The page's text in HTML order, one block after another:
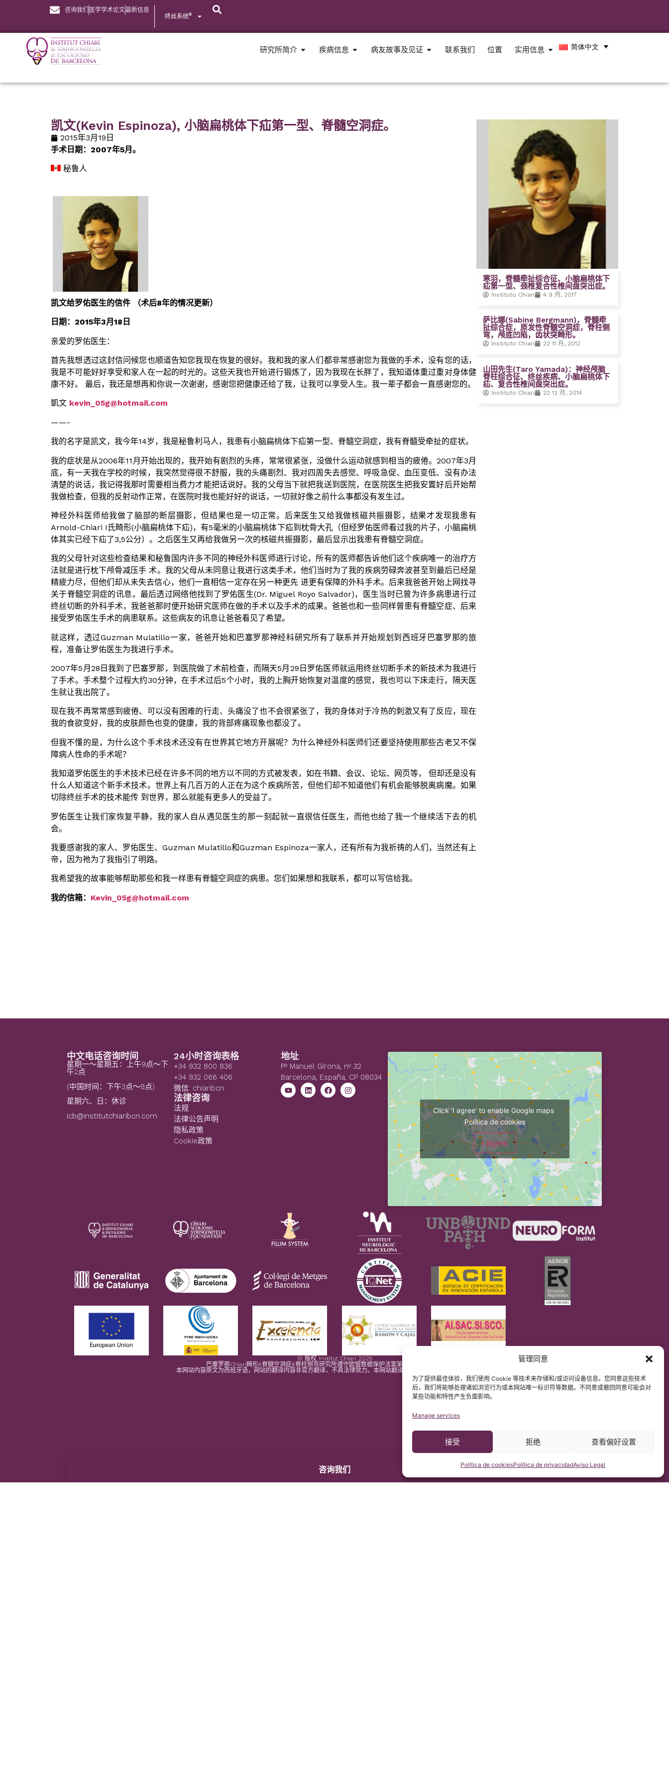
管理同意
为了提供最佳体验，我们使用 Cookie 等技术来存储和/或访问设备信息。您同意这些技术
后，我们将能够处理诸如浏览行为或本网站唯一标识符等数据。不同意或撤回同意可能会对
某些功能和特性产生负面影响。
Manage services
接受 拒绝 查看偏好设置
Política de cookiesPolítica de privacidadAviso Legal
咨询我们 医学学术论文最新信息
终丝系统®
研究所简介 疾病信息 病友故事及见证 联系我们 位置 实用信息 简体中文
凯文(Kevin Espinoza), 小脑扁桃体下疝第一型、脊髓空洞症。
2015年3月19日
手术日期：2007年5月。
秘鲁人
凯文给罗佑医生的信件 （术后8年的情况更新）
日期：2015年3月18日
亲爱的罗佑医生：
首先我想透过这封信问候您也顺道告知您我现在恢复的很好。我和我的家人们都非常感谢您为我做的手术，没有您的话，
我是不可能好好享受和家人在一起的时光的。这些天我也开始进行锻炼了，因为我现在长胖了，我知道体重过重对身体健
康不好。 最后，我还是想再和你说一次谢谢，感谢您把健康还给了我，让我可以享受人生。我一辈子都会一直感谢您的。
凱文 kevin_05g@hotmail.com
——-
我的名字是凯文，我今年14岁，我是秘鲁利马人，我患有小脑扁桃体下疝第一型、脊髓空洞症，我有脊髓受牵扯的症状。
我的症状是从2006年11月开始出现的，我开始有剧烈的头疼，常常很紧张，没做什么运动就感到相当的疲倦。2007年3月
底，有一天我在学校的时候，我突然觉得很不舒服，我的头痛剧烈、我对四周失去感觉、呼吸急促、血压变低、没有办法
清楚的说话，我记得我那时需要相当费力才能把话说好。我的父母当下就把我送到医院，在医院医生把我安置好后开始帮
我做检查，但我的反射动作正常，在医院时我也能好好的说话，一切就好像之前什么事都没有发生过。
神经外科医师给我做了脑部的断层摄影，但结果也是一切正常。后来医生又给我做核磁共振摄影，结果才发现我患有
Arnold-Chiari I氏畸形(小脑扁桃体下疝)，有5毫米的小脑扁桃体下疝到枕骨大孔（但经罗佑医师看过我的片子，小脑扁桃
体其实已经下疝了3,5公分）。之后医生又再给我做另一次的核磁共振摄影，最后显示出我患有脊髓空洞症。
我的父母针对这些检查结果和秘鲁国内许多不同的神经外科医师进行讨论，所有的医师都告诉他们这个疾病唯一的治疗方
法就是进行枕下颅骨减压手 术。我的父母从未同意让我进行这类手术，他们当时为了我的疾病劳碌奔波甚至到最后已经是
精疲力尽，但他们却从未失去信心，他们一直相信一定存在另一种更先 进更有保障的外科手术。后来我爸爸开始上网找寻
关于脊髓空洞症的讯息，最后透过网络他找到了罗佑医生(Dr. Miguel Royo Salvador)，医生当时已曾为许多病患进行过
终丝切断的外科手术，我爸爸那时便开始研究医师在做的手术以及手术的成果。爸爸也和一些同样曾患有脊髓空症、后来
接受罗佑医生手术的病患联系。这些病友的讯息让爸爸看见了希望。
就这样，透过Guzman Mulatillo一家，爸爸开始和巴塞罗那神经科研究所有了联系并开始规划到西班牙巴塞罗那的旅
程，准备让罗佑医生为我进行手术。
2007年5月28日我到了巴塞罗那，到医院做了术前检查，而隔天5月29日罗佑医师就运用终丝切断手术的新技术为我进行
了手术。手术整个过程大约30分钟，在手术过后5个小时，我的上胸开始恢复对温度的感觉，我也可以下床走行，隔天医
生就让我出院了。
现在我不再常常感到疲倦、可以没有困难的行走、头痛没了也不会很紧张了，我的身体对于冷热的刺激又有了反应，现在
我的食欲变好，我的皮肤颜色也变的健康，我的背部疼痛现象也都没了。
但我不懂的是，为什么这个手术技术还没有在世界其它地方开展呢？为什么神经外科医师们还要坚持使用那些古老又不保
障病人性命的手术呢？
我知道罗佑医生的手术技术已经在许多不同的地方以不同的方式被发表，如在书籍、会议、论坛、网页等， 但却还是没有
什么人知道这个新手术技术。世界上有几百万的人正在为这个疾病所苦，但他们却不知道他们有机会能够脱离病魔。如果
切除终丝手术的技术能传 到世界，那么就能有更多人的受益了。
罗佑医生让我们家恢复平静，我的家人自从遇见医生的那一刻起就一直很信任医生，而他也给了我一个继续活下去的机
会。
我要感谢我的家人、罗佑医生、Guzman Mulatillo和Guzman Espinoza一家人，还有所有为我祈祷的人们，当然还有上
帝，因为祂为了我指引了明路。
我希望我的故事能够帮助那些和我一样患有脊髓空洞症的病患。您们如果想和我联系，都可以写信给我。
我的信箱： Kevin_05g@hotmail.com
寒羽，脊髓牵扯综合征、小脑扁桃体下
疝第一型、颈椎复合性椎间盘突出症。
Instituto Chiari 4 9 月, 2017
萨比娜(Sabine Bergmann)，脊髓牵
扯综合症，原发性脊髓空洞症，脊柱侧
弯，颅底凹陷，齿状突畸形。
Instituto Chiari 22 11 月, 2012
山田先生(Taro Yamada)：神经颅脑
脊柱综合征、终丝疾病、小脑扁桃体下
疝、复合性椎间盘突出症。
Instituto Chiari 22 12 月, 2014
中文电话咨询时间
星期一～星期五：上午9点～下
午2点
(中国时间：下午3点～8点)
星期六、日：休诊
icb@institutchiaribcn.com
24小时咨询表格
+34 932 800 836
+34 932 066 406
微信: chiaribcn
法律咨询
法规
法律公告声明
隐私政策
Cookie政策
地址
Pº Manuel Girona, nº 32
Barcelona, España, CP 08034
Click 'I agree' to enable Google maps
Política de cookies
I agree
© 版权 Institut Chiari 2025
巴塞罗那Chiari畸形&脊髓空洞症&脊柱侧弯研究所遵守欧盟数据保护法案第2016/679条（GDPR）
本网站内容原文为西班牙语，网站的翻译内容非官方翻译，不具法律效力。本网站翻译旨在帮助读者理解原文网站内容。
咨询我们